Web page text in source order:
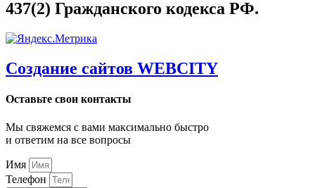
437(2) Гражданского кодекса РФ.
Создание сайтов WEBCITY
Оставьте свои контакты
Мы свяжемся с вами максимально быстро
и ответим на все вопросы
Имя
Телефон